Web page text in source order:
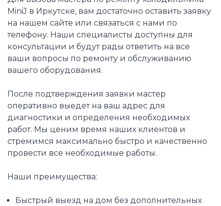
MiniJ в Иркутске, вам достаточно оставить заявку
на нашем сайте или связаться с нами по
телефону. Наши специалисты доступны для
консультации и будут рады ответить на все
ваши вопросы по ремонту и обслуживанию
вашего оборудования.
После подтверждения заявки мастер
оперативно выедет на ваш адрес для
диагностики и определения необходимых
работ. Мы ценим время наших клиентов и
стремимся максимально быстро и качественно
провести все необходимые работы.
Наши преимущества:
Быстрый выезд на дом без дополнительных